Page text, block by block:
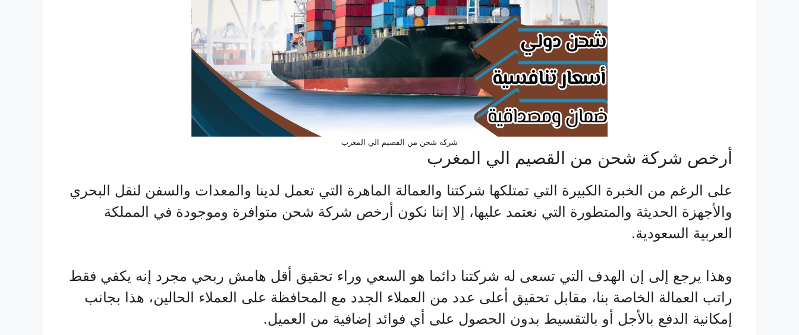
شركة شحن من القصيم الي المغرب
أرخص شركة شحن من القصيم الي المغرب
على الرغم من الخبرة الكبيرة التي تمتلكها شركتنا والعمالة الماهرة التي تعمل لدينا والمعدات والسفن لنقل البحري
والأجهزة الحديثة والمتطورة التي نعتمد عليها، إلا إننا نكون أرخص شركة شحن متوافرة وموجودة في المملكة
العربية السعودية.
وهذا يرجع إلى إن الهدف التي تسعى له شركتنا دائما هو السعي وراء تحقيق أقل هامش ربحي مجرد إنه يكفي فقط
راتب العمالة الخاصة بنا، مقابل تحقيق أعلى عدد من العملاء الجدد مع المحافظة على العملاء الحالين، هذا بجانب
إمكانية الدفع بالأجل أو بالتقسيط بدون الحصول على أي فوائد إضافية من العميل.